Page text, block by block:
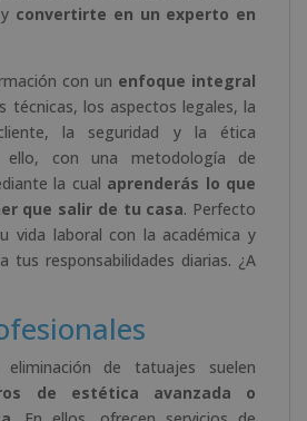
convertirte en un experto en
con un enfoque integral
técnicas, los aspectos legales, la
la seguridad y la ética
ello, con una metodología de
la cual aprenderás lo que
que salir de tu casa. Perfecto
vida laboral con la académica y
tus responsabilidades diarias. ¿A
de tatuajes suelen
de estética avanzada o